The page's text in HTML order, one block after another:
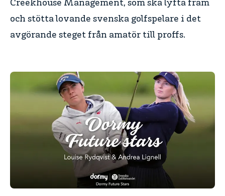
Creekhouse Management, som ska lyfta fram
och stötta lovande svenska golfspelare i det
avgörande steget från amatör till proffs.